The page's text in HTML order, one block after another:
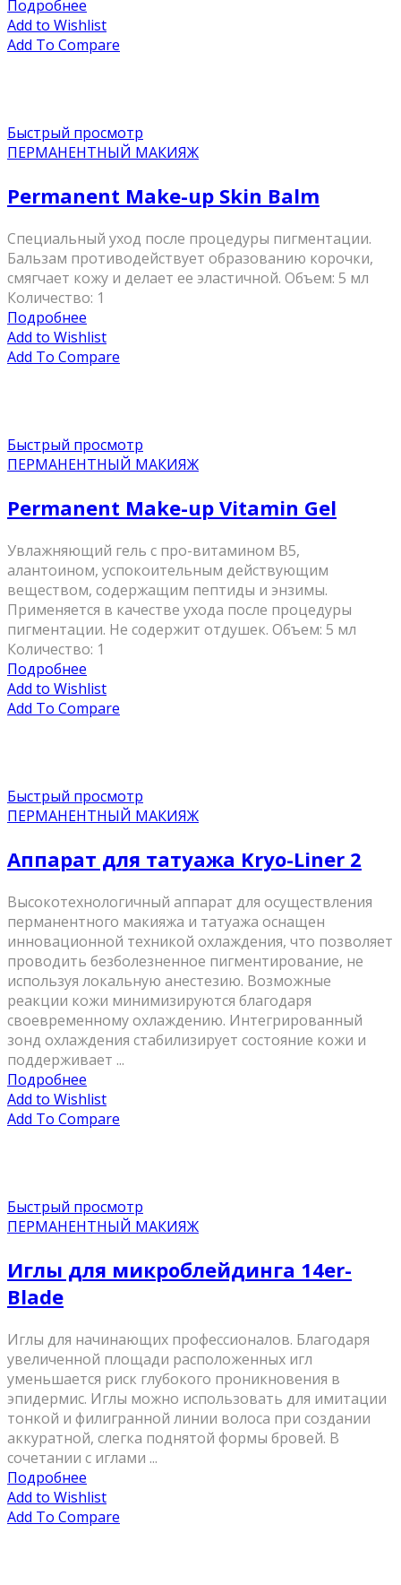
Подробнее
Add to Wishlist
Add To Compare
Быстрый просмотр
ПЕРМАНЕНТНЫЙ МАКИЯЖ
Permanent Make-up Skin Balm
Специальный уход после процедуры пигментации.
Бальзам противодействует образованию корочки,
смягчает кожу и делает ее эластичной. Объем: 5 мл
Количество: 1
Подробнее
Add to Wishlist
Add To Compare
Быстрый просмотр
ПЕРМАНЕНТНЫЙ МАКИЯЖ
Permanent Make-up Vitamin Gel
Увлажняющий гель с про-витамином B5,
алантоином, успокоительным действующим
веществом, содержащим пептиды и энзимы.
Применяется в качестве ухода после процедуры
пигментации. Не содержит отдушек. Объем: 5 мл
Количество: 1
Подробнее
Add to Wishlist
Add To Compare
Быстрый просмотр
ПЕРМАНЕНТНЫЙ МАКИЯЖ
Аппарат для татуажа Kryo-Liner 2
Высокотехнологичный аппарат для осуществления
перманентного макияжа и татуажа оснащен
инновационной техникой охлаждения, что позволяет
проводить безболезненное пигментирование, не
используя локальную анестезию. Возможные
реакции кожи минимизируются благодаря
своевременному охлаждению. Интегрированный
зонд охлаждения стабилизирует состояние кожи и
поддерживает ...
Подробнее
Add to Wishlist
Add To Compare
Быстрый просмотр
ПЕРМАНЕНТНЫЙ МАКИЯЖ
Иглы для микроблейдинга 14er-
Blade
Иглы для начинающих профессионалов. Благодаря
увеличенной площади расположенных игл
уменьшается риск глубокого проникновения в
эпидермис. Иглы можно использовать для имитации
тонкой и филигранной линии волоса при создании
аккуратной, слегка поднятой формы бровей. В
сочетании с иглами ...
Подробнее
Add to Wishlist
Add To Compare